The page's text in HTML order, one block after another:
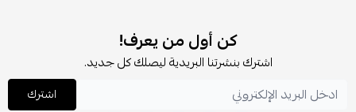
كن أول من يعرف!
اشترك بنشرتنا البريدية ليصلك كل جديد.
اشترك